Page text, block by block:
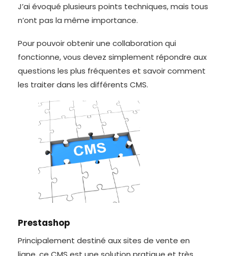
J’ai évoqué plusieurs points techniques, mais tous
n’ont pas la même importance.
Pour pouvoir obtenir une collaboration qui
fonctionne, vous devez simplement répondre aux
questions les plus fréquentes et savoir comment
les traiter dans les différents CMS.
Prestashop
Principalement destiné aux sites de vente en